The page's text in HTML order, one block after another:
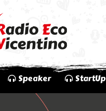
Speaker StartUp